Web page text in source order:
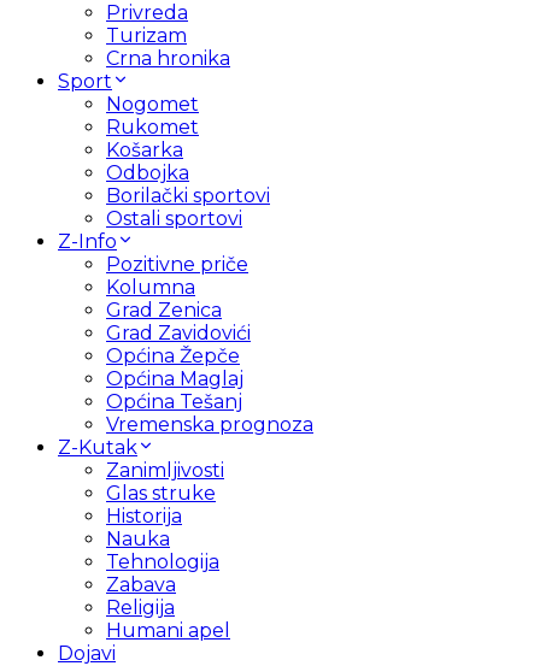
Privreda
Turizam
Crna hronika
Sport
Nogomet
Rukomet
Košarka
Odbojka
Borilački sportovi
Ostali sportovi
Z-Info
Pozitivne priče
Kolumna
Grad Zenica
Grad Zavidovići
Općina Žepče
Općina Maglaj
Općina Tešanj
Vremenska prognoza
Z-Kutak
Zanimljivosti
Glas struke
Historija
Nauka
Tehnologija
Zabava
Religija
Humani apel
Dojavi